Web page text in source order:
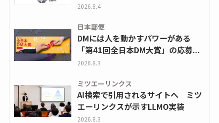
2026.8.4
日本郵便
DMには人を動かすパワーがある
「第41回全日本DM大賞」の応募...
2026.8.3
ミツエーリンクス
AI検索で引用されるサイトへ ミツ
エーリンクスが示すLLMO実装
2026.8.3